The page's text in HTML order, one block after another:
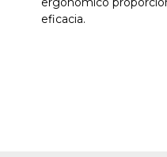
eficacia.